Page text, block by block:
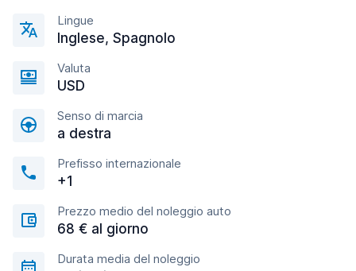
Lingue
Inglese, Spagnolo
Valuta
USD
Senso di marcia
a destra
Prefisso internazionale
+1
Prezzo medio del noleggio auto
68 € al giorno
Durata media del noleggio